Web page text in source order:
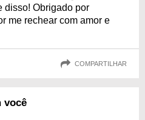
disso! Obrigado por
me rechear com amor e
COMPARTILHAR
você